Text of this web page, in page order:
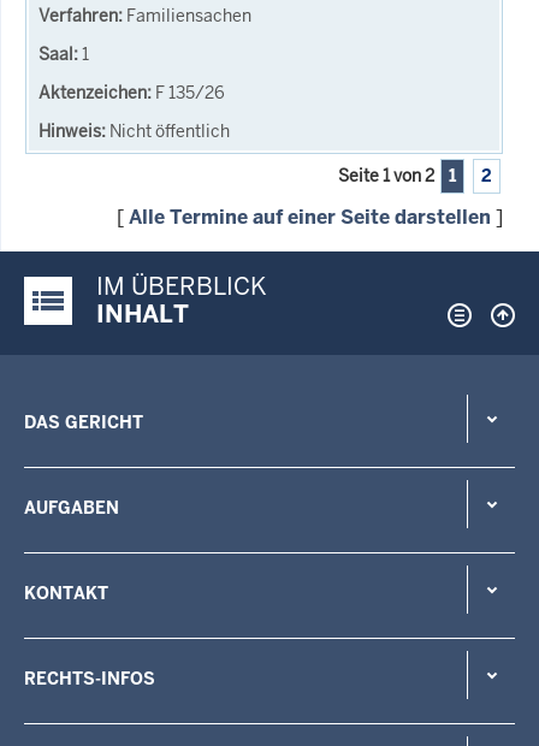
Familiensachen
1
F 135/26
Nicht öffentlich
Seite 1 von 2 1 2
[Alle Termine auf einer Seite darstellen ]
Justiz-Portal im Überblick:
IM ÜBERBLICK
INHALT
DAS GERICHT
AUFGABEN
KONTAKT
RECHTS-INFOS